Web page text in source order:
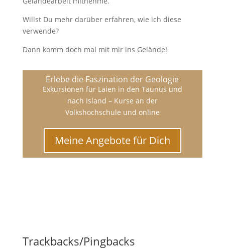
Willst Du mehr darüber erfahren, wie ich diese
verwende?
Dann komm doch mal mit mir ins Gelände!
Erlebe die Faszination der Geologie
Exkursionen für Laien in den Taunus und
nach Island – Kurse an der
Volkshochschule und online
Meine Angebote für Dich
Trackbacks/Pingbacks